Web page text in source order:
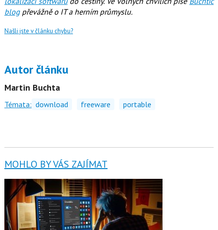
blogpřevážně o IT a herním průmyslu.
Našli jste v článku chybu?
Autor článku
Martin Buchta
Témata: download freeware portable
MOHLO BY VÁS ZAJÍMAT